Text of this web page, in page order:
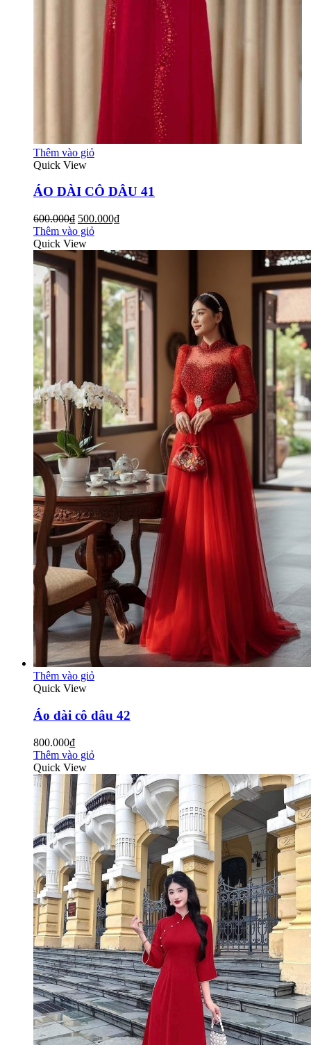
Thêm vào giỏ
Quick View
ÁO DÀI CÔ DÂU 41
600.000₫ 500.000₫
Thêm vào giỏ
Quick View
Thêm vào giỏ
Quick View
Áo dài cô dâu 42
800.000₫
Thêm vào giỏ
Quick View